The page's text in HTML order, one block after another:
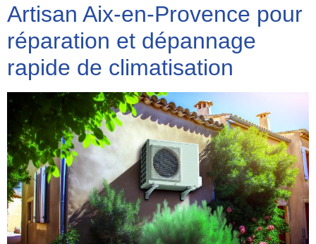
Artisan Aix-en-Provence pour
réparation et dépannage
rapide de climatisation